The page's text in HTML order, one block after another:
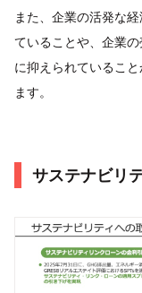
また、企業の活発な
ていることや、企業
に抑えられているこ
ます。
サステナビリ